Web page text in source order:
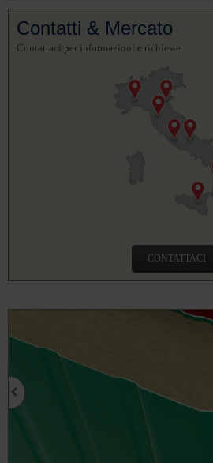
Contatti & Mercato
Contattaci per informazioni e richieste.
CONTATTACI